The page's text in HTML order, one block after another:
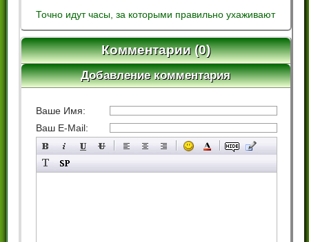
Точно идут часы, за которыми правильно ухаживают
Комментарии (0)
Добавление комментария
Ваше Имя:
Ваш E-Mail: